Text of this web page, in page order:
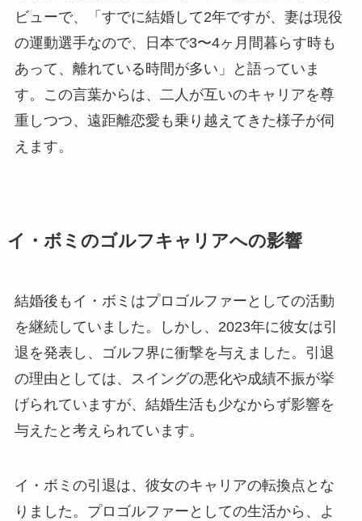
ビューで、「すでに結婚して2年ですが、妻は現役
の運動選手なので、日本で3〜4ヶ月間暮らす時も
あって、離れている時間が多い」と語っていま
す。この言葉からは、二人が互いのキャリアを尊
重しつつ、遠距離恋愛も乗り越えてきた様子が伺
えます。
イ・ボミのゴルフキャリアへの影響
結婚後もイ・ボミはプロゴルファーとしての活動
を継続していました。しかし、2023年に彼女は引
退を発表し、ゴルフ界に衝撃を与えました。引退
の理由としては、スイングの悪化や成績不振が挙
げられていますが、結婚生活も少なからず影響を
与えたと考えられています。
イ・ボミの引退は、彼女のキャリアの転換点とな
りました。プロゴルファーとしての生活から、よ